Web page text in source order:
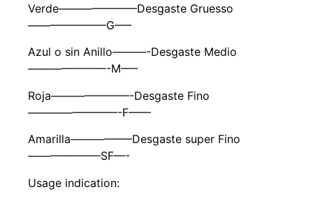
Verde———————Desgaste Gruesso
———————G—–
Azul o sin Anillo———-Desgaste Medio
———————-M—–
Roja———————-Desgaste Fino
————————-F——
Amarilla—————–Desgaste super Fino
——————–SF—-
Usage indication: